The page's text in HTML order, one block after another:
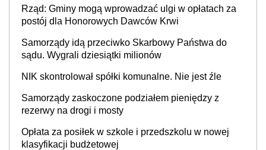
Rząd: Gminy mogą wprowadzać ulgi w opłatach za
postój dla Honorowych Dawców Krwi
Samorządy idą przeciwko Skarbowy Państwa do
sądu. Wygrali dziesiątki milionów
NIK skontrolował spółki komunalne. Nie jest źle
Samorządy zaskoczone podziałem pieniędzy z
rezerwy na drogi i mosty
Opłata za posiłek w szkole i przedszkolu w nowej
klasyfikacji budżetowej